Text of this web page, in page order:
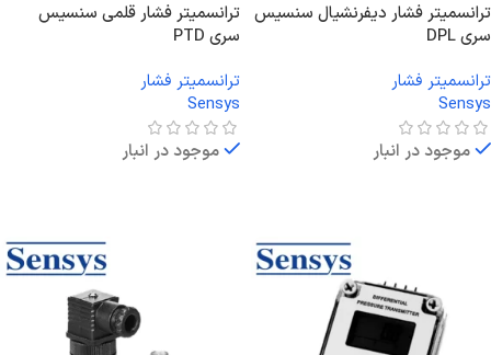
ترانسمیتر فشار دیفرنشیال سنسیس
سری DPL
ترانسمیتر فشار
Sensys
موجود در انبار
ترانسمیتر فشار قلمی سنسیس
سری PTD
ترانسمیتر فشار
Sensys
موجود در انبار